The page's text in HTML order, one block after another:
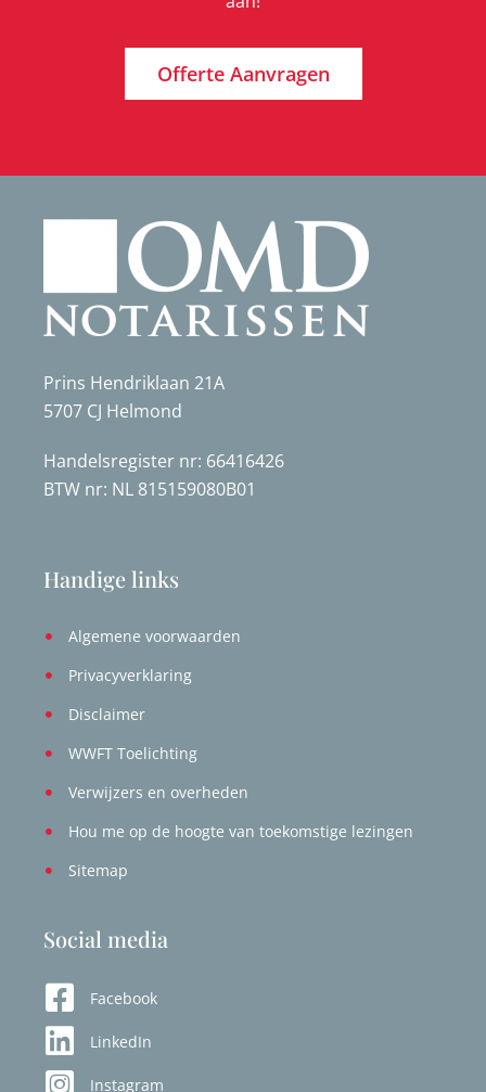
Offerte Aanvragen
Prins Hendriklaan 21A
5707 CJ Helmond
Handelsregister nr: 66416426
BTW nr: NL 815159080B01
Handige links
Algemene voorwaarden
Privacyverklaring
Disclaimer
WWFT Toelichting
Verwijzers en overheden
Hou me op de hoogte van toekomstige lezingen
Sitemap
Social media
Facebook
LinkedIn
Instagram